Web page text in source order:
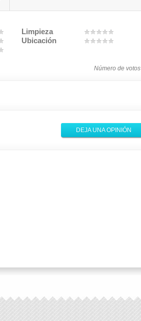
Limpieza
Ubicación
Número de votos
DEJA UNA OPINIÓN